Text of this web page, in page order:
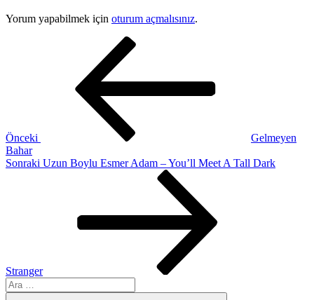
Yorum yapabilmek için oturum açmalısınız.
Önceki
Gelmeyen
Bahar
Sonraki
Sonraki Uzun Boylu Esmer Adam – You’ll Meet A Tall Dark
Stranger
Ara: